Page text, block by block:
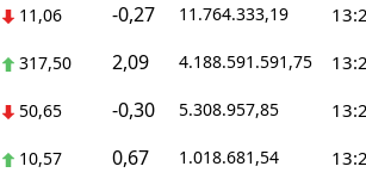
11,06 -0,27 11.764.333,19
317,50 2,09 4.188.591.591,75
50,65 -0,30 5.308.957,85
10,57 0,67 1.018.681,54